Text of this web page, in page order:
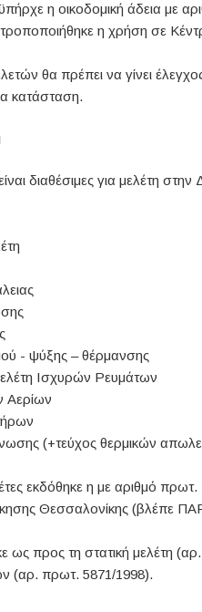
η οικοδομική άδεια με
η χρήση σε
θα πρέπει να γίνει
κατάσταση.
διαθέσιμες για μελέτη
- ψύξης – θέρμανσης
Ισχυρών Ρευμάτων
(+τεύχος θερμικών
εκδόθηκε η με αριθμό
Θεσσαλονίκης (βλέπε
ως προς τη στατική μελέτη
(αρ. πρωτ. 5871/1998).